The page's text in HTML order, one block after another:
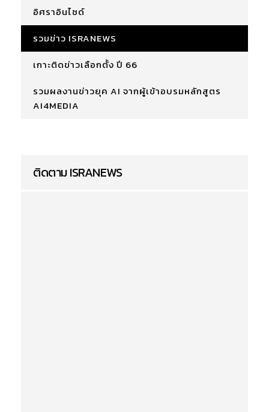
อิศราอินไซด์
รวมข่าว ISRANEWS
เกาะติดข่าวเลือกตั้ง ปี 66
รวมผลงานข่าวยุค AI จากผู้เข้าอบรมหลักสูตร
AI4MEDIA
ติดตาม ISRANEWS